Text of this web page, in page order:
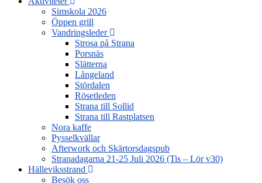
Simskola 2026
Öppen grill
Vandringsleder
Strosa på Strana
Porsnäs
Slätterna
Långeland
Stördalen
Rösetleden
Strana till Sollid
Strana till Rastplatsen
Nora kaffe
Pysselkvällar
Afterwork och Skärtorsdagspub
Stranadagarna 21-25 Juli 2026 (Tis – Lör v30)
Hälleviksstrand
Besök oss